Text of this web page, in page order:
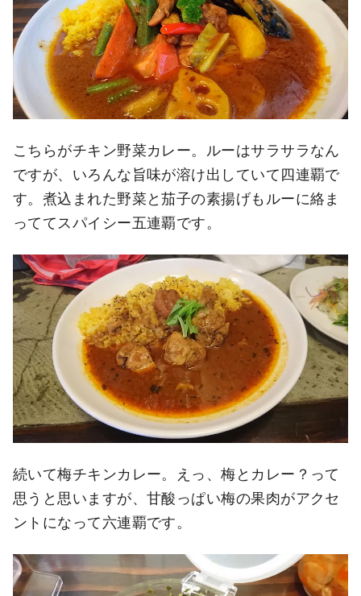
こちらがチキン野菜カレー。ルーはサラサラなん
ですが、いろんな旨味が溶け出していて四連覇で
す。煮込まれた野菜と茄子の素揚げもルーに絡ま
っててスパイシー五連覇です。
続いて梅チキンカレー。えっ、梅とカレー？って
思うと思いますが、甘酸っぱい梅の果肉がアクセ
ントになって六連覇です。